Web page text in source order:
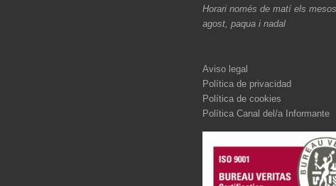
Horari només de matí els
agost, paqua i nadal
Aviso legal
Política de privacidad
Política de cookies
Política Canal del/a Informante